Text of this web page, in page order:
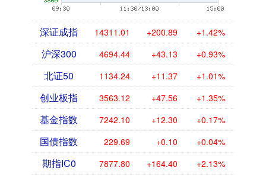
深证成指 14311.01 +200.89 +1.42%
沪深300 4694.44 +43.13 +0.93%
北证50 1134.24 +11.37 +1.01%
创业板指 3563.12 +47.56 +1.35%
基金指数 7242.10 +12.30 +0.17%
国债指数 229.69 +0.10 +0.04%
期指IC0 7877.80 +164.40 +2.13%